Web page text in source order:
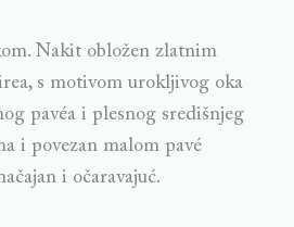
Nakit obložen zlatnim
s motivom urokljivog oka
pavéa i plesnog središnjeg
i povezan malom pavé
i očaravajuć.